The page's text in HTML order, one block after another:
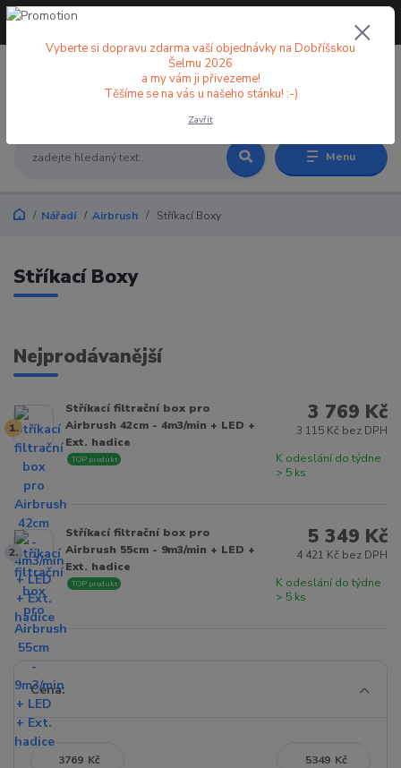
Menu
+420 773 998 582
Nářadí Airbrush Stříkací Boxy
Stříkací Boxy
Nejprodávanější
1.
Stříkací filtrační box pro
Airbrush 42cm - 4m3/min + LED +
Ext. hadice
K odeslání do týdne
> 5 ks
TOP produkt
3 769 Kč
3 115 Kč bez DPH
2.
Stříkací filtrační box pro
Airbrush 55cm - 9m3/min + LED +
Ext. hadice
K odeslání do týdne
> 5 ks
TOP produkt
5 349 Kč
4 421 Kč bez DPH
Cena:
Kč Kč
Vyberte si dopravu zdarma vaší objednávky na Dobříšskou
Šelmu 2026
a my vám ji přivezeme!
Těšíme se na vás u našeho stánku! :-)
Zavřít